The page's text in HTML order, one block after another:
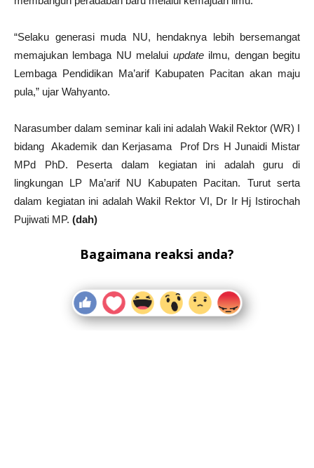
“Selaku generasi muda NU, hendaknya lebih bersemangat
memajukan lembaga NU melalui updateilmu, dengan begitu
Lembaga Pendidikan Ma’arif Kabupaten Pacitan akan maju
pula,” ujar Wahyanto.
Narasumber dalam seminar kali ini adalah Wakil Rektor (WR) I
bidang Akademik dan Kerjasama Prof Drs H Junaidi Mistar
MPd PhD. Peserta dalam kegiatan ini adalah guru di
lingkungan LP Ma’arif NU Kabupaten Pacitan. Turut serta
dalam kegiatan ini adalah Wakil Rektor VI, Dr Ir Hj Istirochah
Pujiwati MP. (dah)
Bagaimana reaksi anda?